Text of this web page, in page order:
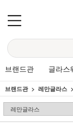
브랜드관 글라스
브랜드관 레만글라스